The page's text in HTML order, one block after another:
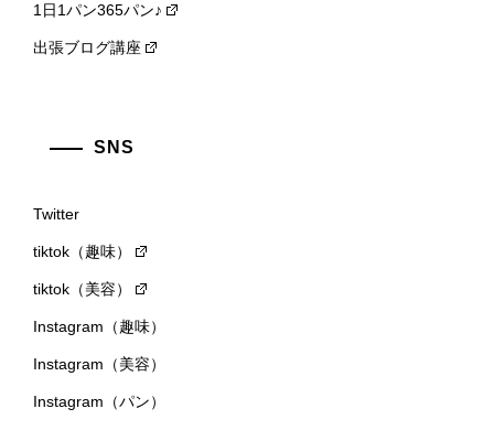
1日1パン365パン♪
出張ブログ講座
SNS
Twitter
tiktok（趣味）
tiktok（美容）
Instagram（趣味）
Instagram（美容）
Instagram（パン）